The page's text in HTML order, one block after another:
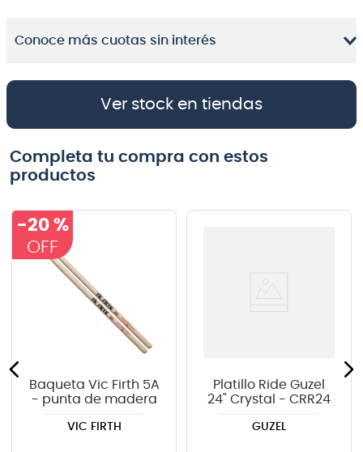
Conoce más cuotas sin interés
Ver stock en tiendas
Completa tu compra con estos
productos
-20 %
Baqueta Vic Firth 5A
- punta de madera
VIC FIRTH
Platillo Ride Guzel
24" Crystal - CRR24
GUZEL